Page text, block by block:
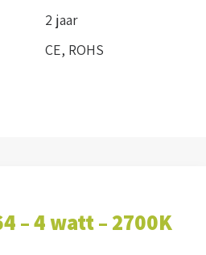
2 jaar
CE, ROHS
– 4 watt – 2700K